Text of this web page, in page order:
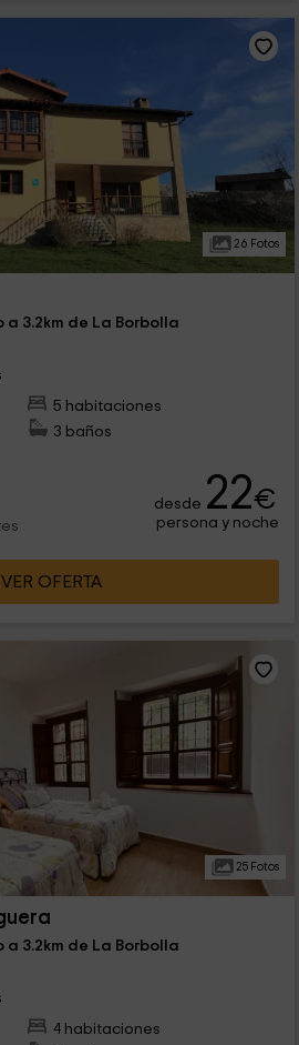
26 Fotos
3.2km de La Borbolla
5 habitaciones
3 baños
desde 22€
persona y noche
VER OFERTA
25 Fotos
3.2km de La Borbolla
4 habitaciones